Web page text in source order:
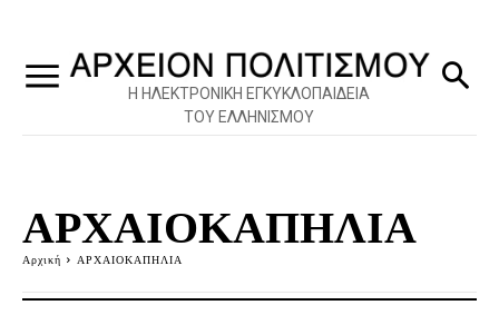
Η ΗΛΕΚΤΡΟΝΙΚΗ ΕΓΚΥΚΛΟΠΑΙΔΕΙΑ
ΤΟΥ ΕΛΛΗΝΙΣΜΟΥ
ΑΡΧΑΙΟΚΑΠΗΛΙΑ
Αρχική ΑΡΧΑΙΟΚΑΠΗΛΙΑ